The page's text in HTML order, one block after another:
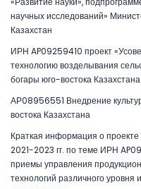
научных исследований»
Казахстан
ИРН AP09259410 проект
технологию возделывания
богары юго-востока
АР08956551 Внедрение
востока Казахстана
Краткая информация о
2021-2023 гг. по теме ИРН
приемы управления
технологий различного уровня